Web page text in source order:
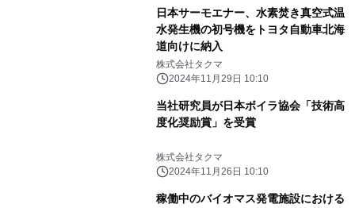
日本サーモエナー、水素焚き真空式温
水発生機の初号機をトヨタ自動車北海
道向けに納入
株式会社タクマ
2024年11月29日 10:10
当社研究員が日本ボイラ協会「技術高
度化奨励賞」を受賞
株式会社タクマ
2024年11月26日 10:10
稼働中のバイオマス発電施設における